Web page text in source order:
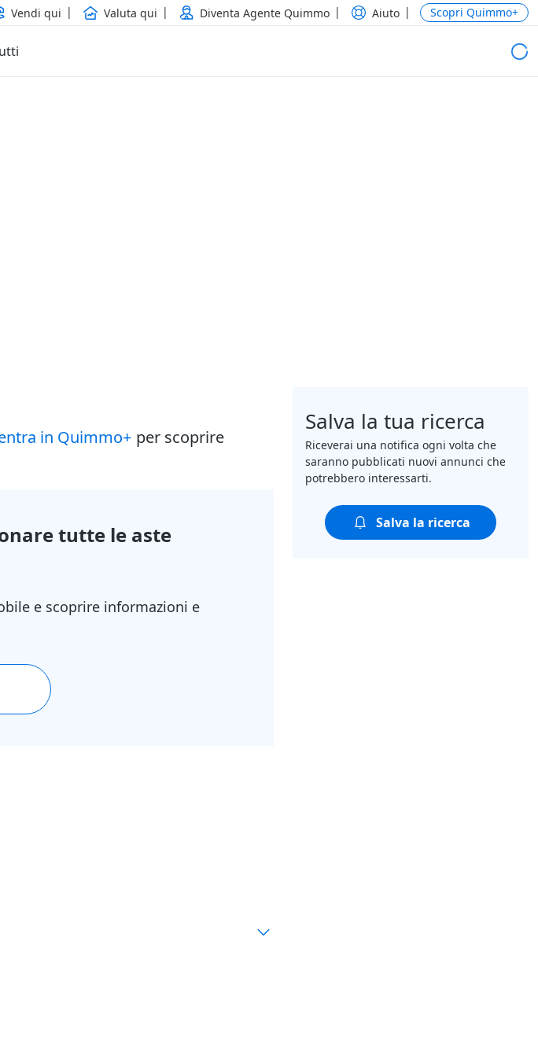
Vendi qui Valuta qui Diventa Agente Quimmo Aiuto Scopri Quimmo+
in Quimmo+ per scoprire
tutte le aste
e scoprire informazioni e
Salva la tua ricerca
Riceverai una notifica ogni volta che
saranno pubblicati nuovi annunci che
potrebbero interessarti.
Salva la ricerca